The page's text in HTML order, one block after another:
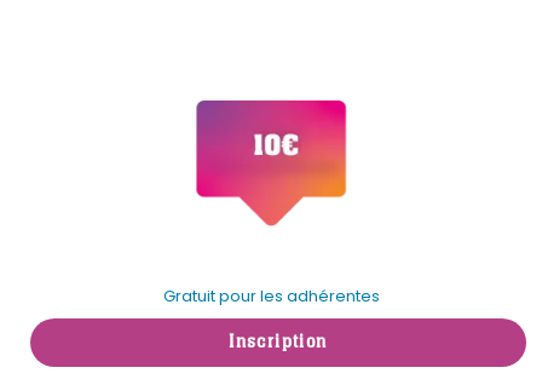
Gratuit pour les adhérentes
Inscription